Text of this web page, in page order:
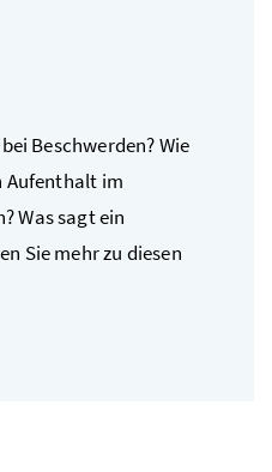
Beschwerden? Wie
Aufenthalt im
Was sagt ein
Sie mehr zu diesen
krank"